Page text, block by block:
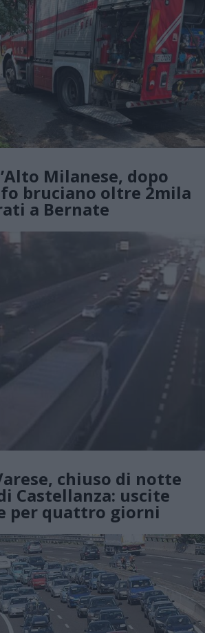
Milanese, dopo
bruciano oltre 2mila
a Bernate
chiuso di notte
Castellanza: uscite
per quattro giorni